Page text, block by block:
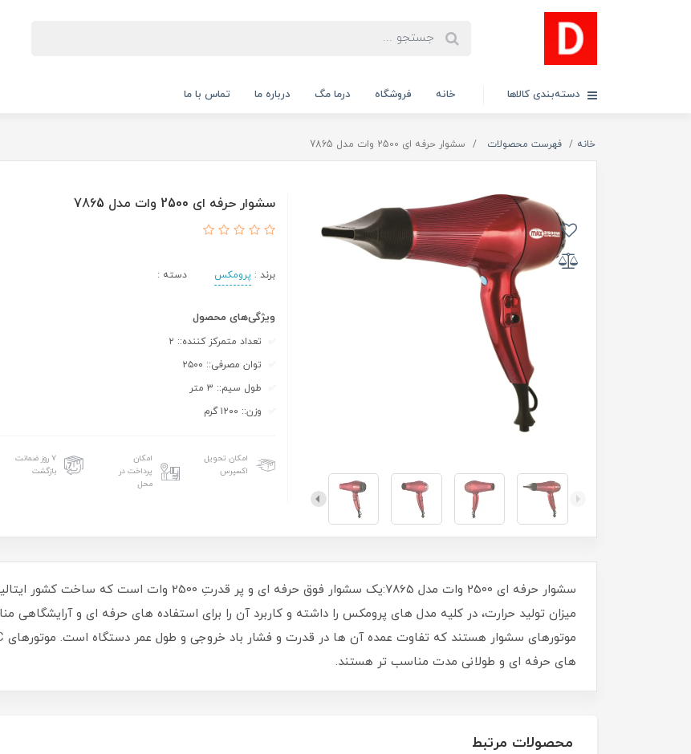
دسته‌بندی کالاها خانه فروشگاه درما مگ درباره ما تماس با ما
خانه فهرست محصولات سشوار حرفه ای 2500 وات مدل 7865
سشوار حرفه ای 2500 وات مدل 7865
برند : پرومکس دسته :
ویژگی‌های محصول
تعداد متمرکز کننده:: ۲
توان مصرفی:: ۲۵۰۰
طول سیم:: ۳ متر
وزن:: ۱۲۰۰ گرم
امکان تحویل
اکسپرس
امکان
پرداخت در
محل
۷ روز ضمانت
بازگشت
های حرفه ای و طولانی مدت مناسب تر هستند.
محصولات مرتبط